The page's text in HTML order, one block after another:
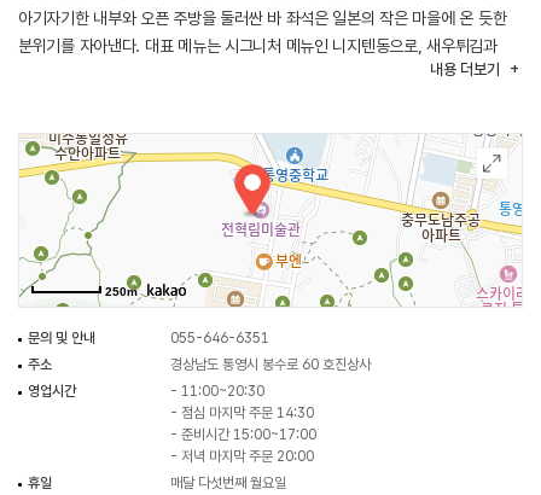
아기자기한 내부와 오픈 주방을 둘러싼 바 좌석은 일본의 작은 마을에 온 듯한
분위기를 자아낸다. 대표 메뉴는 시그니처 메뉴인 니지텐동으로, 새우튀김과
제철 생선, 갑오징어, 연근, 꽈리고추 등 다양한 튀김이 한 그릇에 담겨 나온다.
터뜨려 밥과 비벼 먹는 것이다. 니지텐의 튀김은 느끼하지 않고 끝까지 바삭한
식감을 유지해 텐동 마니아들의 발길이 이어지는 맛집이다.
내용 더보기
250m
문의 및 안내
055-646-6351
주소
경상남도 통영시 봉수로 60 호진상사
영업시간
- 11:00~20:30
- 점심 마지막 주문 14:30
- 준비시간 15:00~17:00
- 저녁 마지막 주문 20:00
휴일
매달 다섯번째 월요일